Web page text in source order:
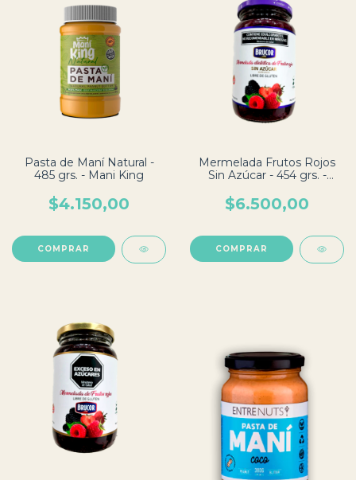
Pasta de Maní Natural -
485 grs. - Mani King
$4.150,00
Mermelada Frutos Rojos
Sin Azúcar - 454 grs. -
$6.500,00